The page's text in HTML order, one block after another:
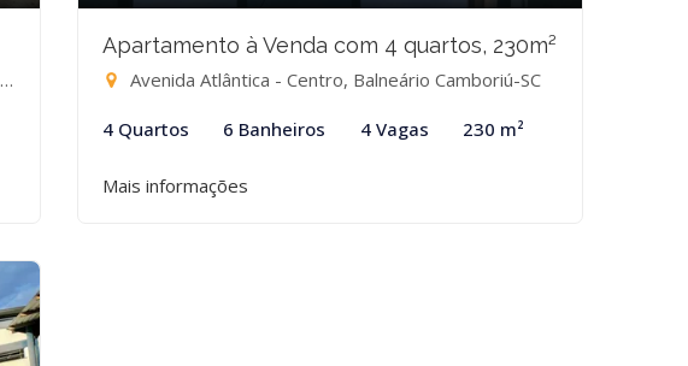
Apartamento à Venda com 4 quartos, 230m²
Avenida Atlântica - Centro, Balneário Camboriú-SC
4 Quartos 6 Banheiros 4 Vagas 230 m²
Mais informações